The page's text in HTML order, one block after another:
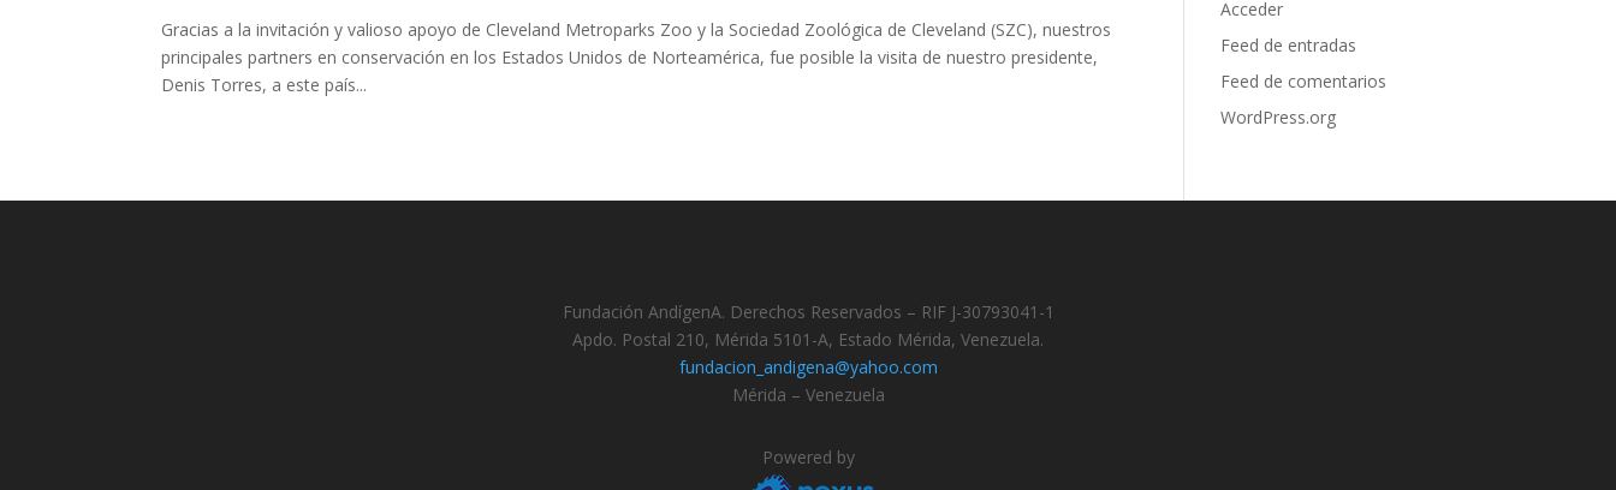
Gracias a la invitación y valioso apoyo de Cleveland Metroparks Zoo y la Sociedad Zoológica de Cleveland (SZC), nuestros
principales partners en conservación en los Estados Unidos de Norteamérica, fue posible la visita de nuestro presidente,
Denis Torres, a este país...
Acceder
Feed de entradas
Feed de comentarios
WordPress.org
Fundación AndígenA. Derechos Reservados – RIF J-30793041-1
Apdo. Postal 210, Mérida 5101-A, Estado Mérida, Venezuela.
fundacion_andigena@yahoo.com
Mérida – Venezuela
Powered by